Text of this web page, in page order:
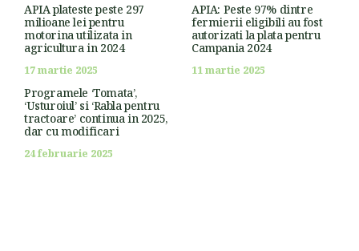
APIA plateste peste 297
milioane lei pentru
motorina utilizata in
agricultura in 2024
17 martie 2025
APIA: Peste 97% dintre
fermierii eligibili au fost
autorizati la plata pentru
Campania 2024
11 martie 2025
Programele ‘Tomata’,
‘Usturoiul’ si ‘Rabla pentru
tractoare’ continua in 2025,
dar cu modificari
24 februarie 2025